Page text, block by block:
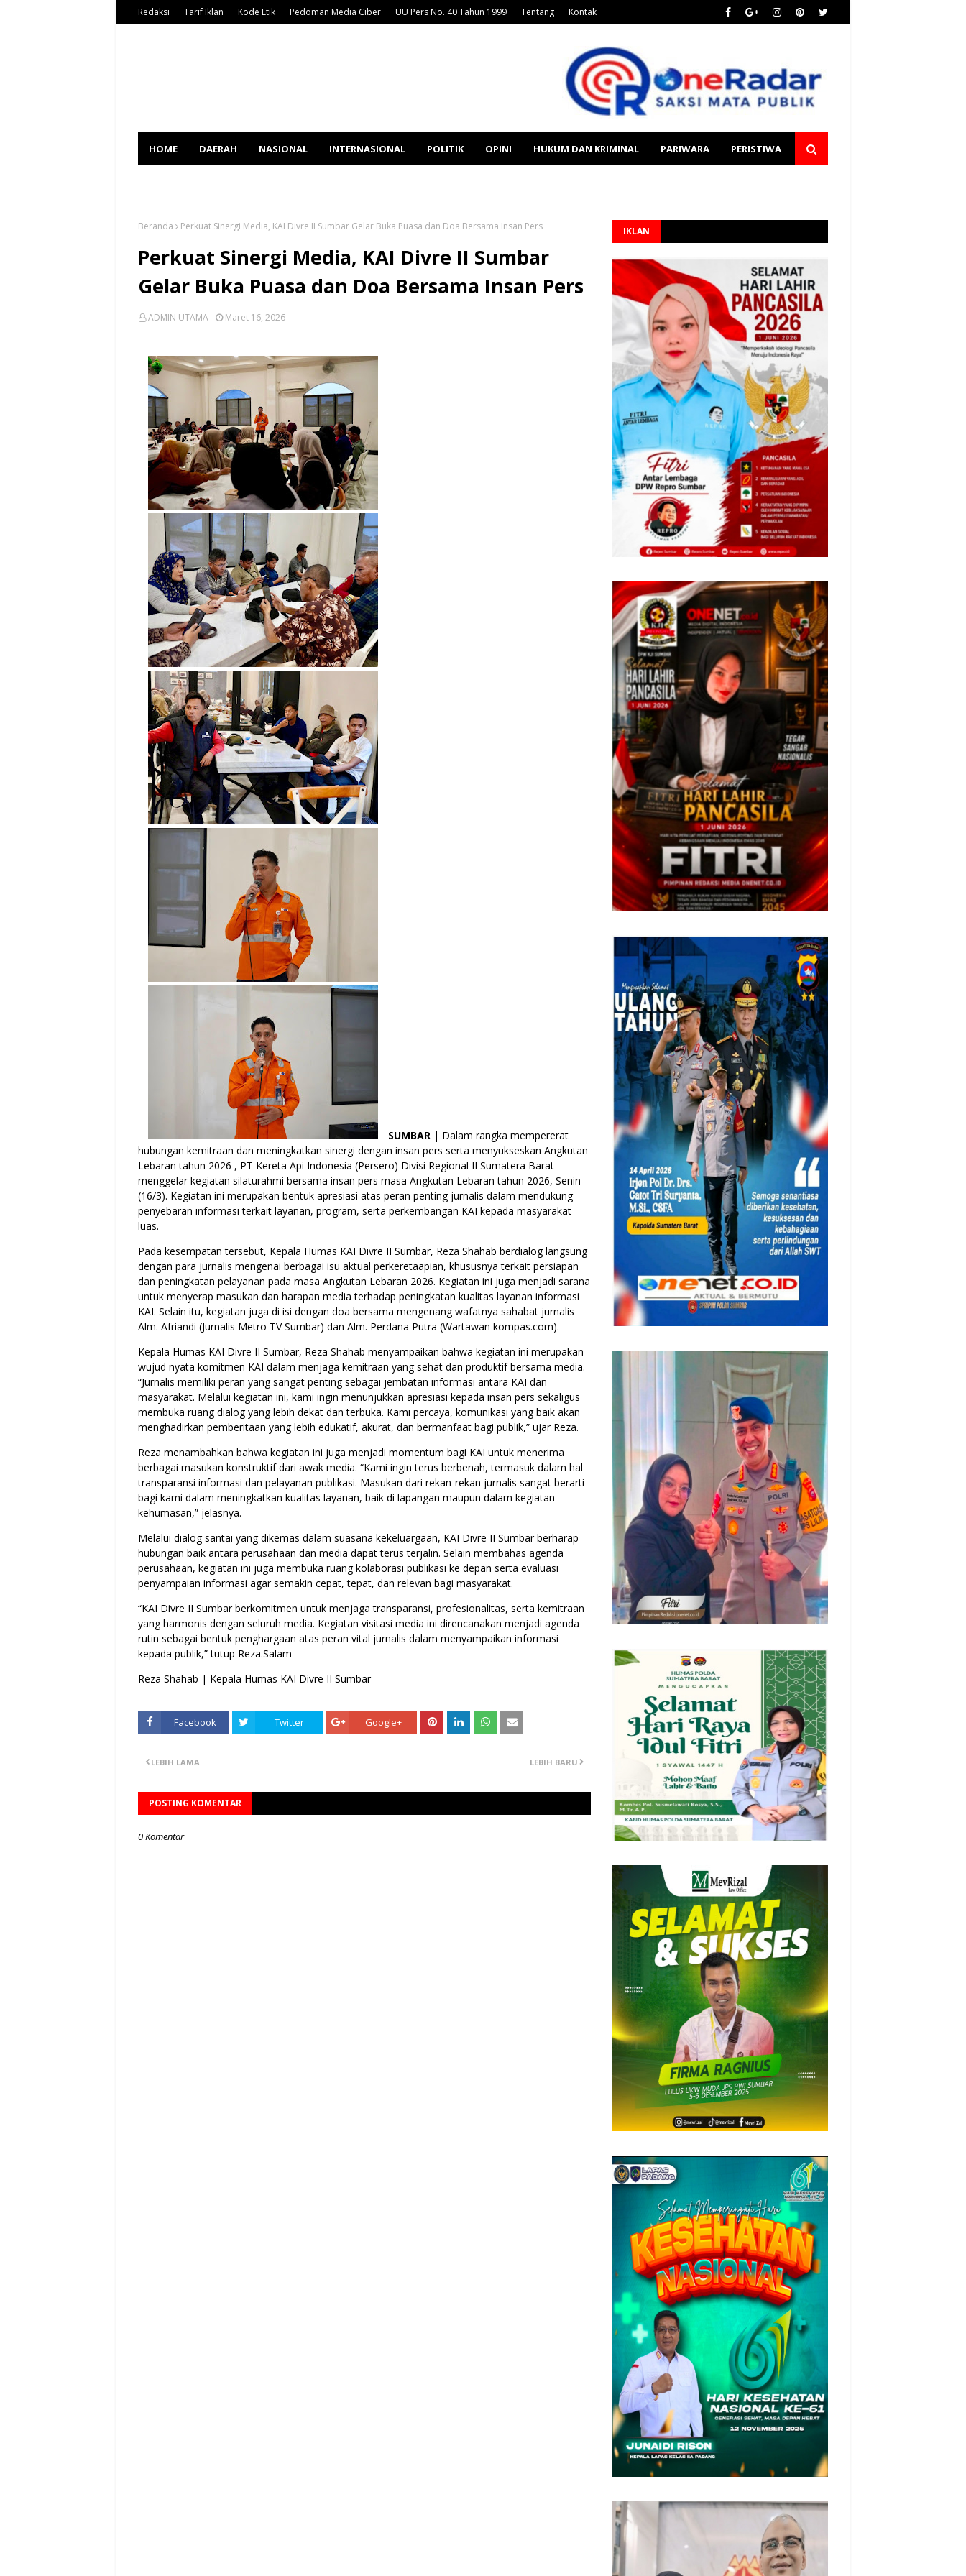
Redaksi Tarif Iklan Kode Etik Pedoman Media Ciber UU Pers No. 40 Tahun 1999 Tentang Kontak
HOME DAERAH NASIONAL INTERNASIONAL POLITIK OPINI HUKUM DAN KRIMINAL PARIWARA PERISTIWA
Beranda Perkuat Sinergi Media, KAI Divre II Sumbar Gelar Buka Puasa dan Doa Bersama Insan Pers
Perkuat Sinergi Media, KAI Divre II Sumbar
Gelar Buka Puasa dan Doa Bersama Insan Pers
ADMIN UTAMA Maret 16, 2026
SUMBAR | Dalam rangka mempererat
hubungan kemitraan dan meningkatkan sinergi dengan insan pers serta menyukseskan Angkutan
Lebaran tahun 2026 , PT Kereta Api Indonesia (Persero) Divisi Regional II Sumatera Barat
menggelar kegiatan silaturahmi bersama insan pers masa Angkutan Lebaran tahun 2026, Senin
(16/3). Kegiatan ini merupakan bentuk apresiasi atas peran penting jurnalis dalam mendukung
penyebaran informasi terkait layanan, program, serta perkembangan KAI kepada masyarakat
luas.
Pada kesempatan tersebut, Kepala Humas KAI Divre II Sumbar, Reza Shahab berdialog langsung
dengan para jurnalis mengenai berbagai isu aktual perkeretaapian, khususnya terkait persiapan
dan peningkatan pelayanan pada masa Angkutan Lebaran 2026. Kegiatan ini juga menjadi sarana
untuk menyerap masukan dan harapan media terhadap peningkatan kualitas layanan informasi
KAI. Selain itu, kegiatan juga di isi dengan doa bersama mengenang wafatnya sahabat jurnalis
Alm. Afriandi (Jurnalis Metro TV Sumbar) dan Alm. Perdana Putra (Wartawan kompas.com).
Kepala Humas KAI Divre II Sumbar, Reza Shahab menyampaikan bahwa kegiatan ini merupakan
wujud nyata komitmen KAI dalam menjaga kemitraan yang sehat dan produktif bersama media.
“Jurnalis memiliki peran yang sangat penting sebagai jembatan informasi antara KAI dan
masyarakat. Melalui kegiatan ini, kami ingin menunjukkan apresiasi kepada insan pers sekaligus
membuka ruang dialog yang lebih dekat dan terbuka. Kami percaya, komunikasi yang baik akan
menghadirkan pemberitaan yang lebih edukatif, akurat, dan bermanfaat bagi publik,” ujar Reza.
Reza menambahkan bahwa kegiatan ini juga menjadi momentum bagi KAI untuk menerima
berbagai masukan konstruktif dari awak media. “Kami ingin terus berbenah, termasuk dalam hal
transparansi informasi dan pelayanan publikasi. Masukan dari rekan-rekan jurnalis sangat berarti
bagi kami dalam meningkatkan kualitas layanan, baik di lapangan maupun dalam kegiatan
kehumasan,” jelasnya.
Melalui dialog santai yang dikemas dalam suasana kekeluargaan, KAI Divre II Sumbar berharap
hubungan baik antara perusahaan dan media dapat terus terjalin. Selain membahas agenda
perusahaan, kegiatan ini juga membuka ruang kolaborasi publikasi ke depan serta evaluasi
penyampaian informasi agar semakin cepat, tepat, dan relevan bagi masyarakat.
“KAI Divre II Sumbar berkomitmen untuk menjaga transparansi, profesionalitas, serta kemitraan
yang harmonis dengan seluruh media. Kegiatan visitasi media ini direncanakan menjadi agenda
rutin sebagai bentuk penghargaan atas peran vital jurnalis dalam menyampaikan informasi
kepada publik,” tutup Reza.Salam
Reza Shahab | Kepala Humas KAI Divre II Sumbar
Facebook Twitter Google+
LEBIH BARU
LEBIH LAMA
POSTING KOMENTAR
0 Komentar
IKLAN